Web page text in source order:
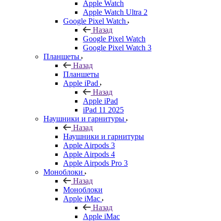
Apple Watch
Apple Watch Ultra 2
Google Pixel Watch
Назад
Google Pixel Watch
Google Pixel Watch 3
Планшеты
Назад
Планшеты
Apple iPad
Назад
Apple iPad
iPad 11 2025
Наушники и гарнитуры
Назад
Наушники и гарнитуры
Apple Airpods 3
Apple Airpods 4
Apple Airpods Pro 3
Моноблоки
Назад
Моноблоки
Apple iMac
Назад
Apple iMac